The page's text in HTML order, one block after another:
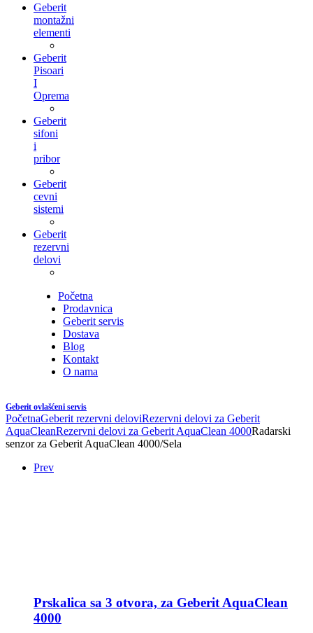
Geberit
montažni
elementi
Geberit
Pisoari
I
Oprema
Geberit
sifoni
i
pribor
Geberit
cevni
sistemi
Geberit
rezervni
delovi
Početna
Prodavnica
Geberit servis
Dostava
Blog
Kontakt
O nama
Geberit ovlašćeni servis
PočetnaGeberit rezervni deloviRezervni delovi za Geberit
AquaCleanRezervni delovi za Geberit AquaClean 4000Radarski
senzor za Geberit AquaClean 4000/Sela
Prev
Prskalica sa 3 otvora, za Geberit AquaClean
4000